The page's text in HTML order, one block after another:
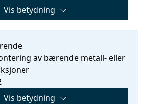
Vis betydning
av bærende metall- eller
Vis betydning